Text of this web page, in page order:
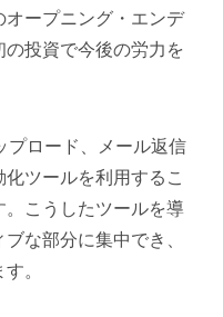
オープニング・エンデ
の投資で今後の労力を
プロード、メール返信
ツールを利用するこ
。こうしたツールを導
な部分に集中でき、
。